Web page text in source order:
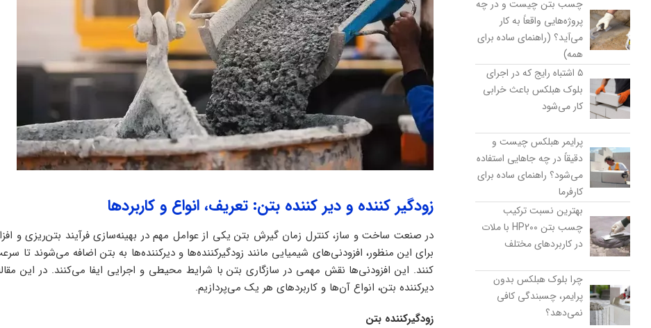
چسب بتن چیست و در چه
پروژه‌هایی واقعاً به کار
می‌آید؟ (راهنمای ساده برای
همه)
۵ اشتباه رایج که در اجرای
بلوک هبلکس باعث خرابی
کار می‌شود
پرایمر هبلکس چیست و
دقیقاً در چه جاهایی استفاده
می‌شود؟ راهنمای ساده برای
کارفرما
بهترین نسبت ترکیب
چسب بتن HP200 با ملات
در کاربردهای مختلف
چرا بلوک هبلکس بدون
پرایمر، چسبندگی کافی
نمی‌دهد؟
زودگیر کننده و دیر کننده بتن: تعریف، انواع و کاربردها
در صنعت ساخت و ساز، کنترل زمان گیرش بتن یکی از عوامل مهم در بهینه‌سازی فرآیند بتن‌ریزی و
برای این منظور، افزودنی‌های شیمیایی مانند زودگیرکننده‌ها و دیرکننده‌ها به بتن اضافه می‌شوند تا
کنند. این افزودنی‌ها نقش مهمی در سازگاری بتن با شرایط محیطی و اجرایی ایفا می‌کنند. در این
دیرکننده بتن، انواع آن‌ها و کاربردهای هر یک می‌پردازیم.
زودگیرکننده بتن